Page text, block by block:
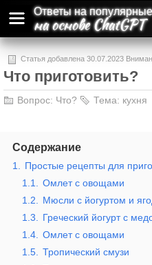
Ответы на
на основе ChatGPT
Статья добавлена 30.07.2023
и может содержать ошибки и
Что приготовить?
Вопрос: Что? Тема: кухня
Содержание
1.
Простые рецепты для
1.1.
Омлет с овощами
1.2.
Мюсли с йогуртом и
1.3.
Греческий йогурт с
1.4.
Омлет с овощами
1.5.
Тропический смузи